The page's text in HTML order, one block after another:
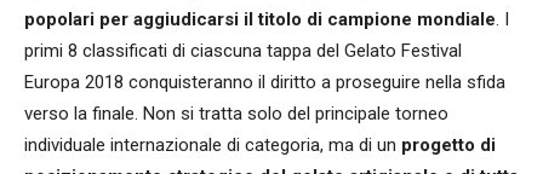
popolari per aggiudicarsi il titolo di campione mondiale. I
primi 8 classificati di ciascuna tappa del Gelato Festival
Europa 2018 conquisteranno il diritto a proseguire nella sfida
verso la finale. Non si tratta solo del principale torneo
individuale internazionale di categoria, ma di un progetto di